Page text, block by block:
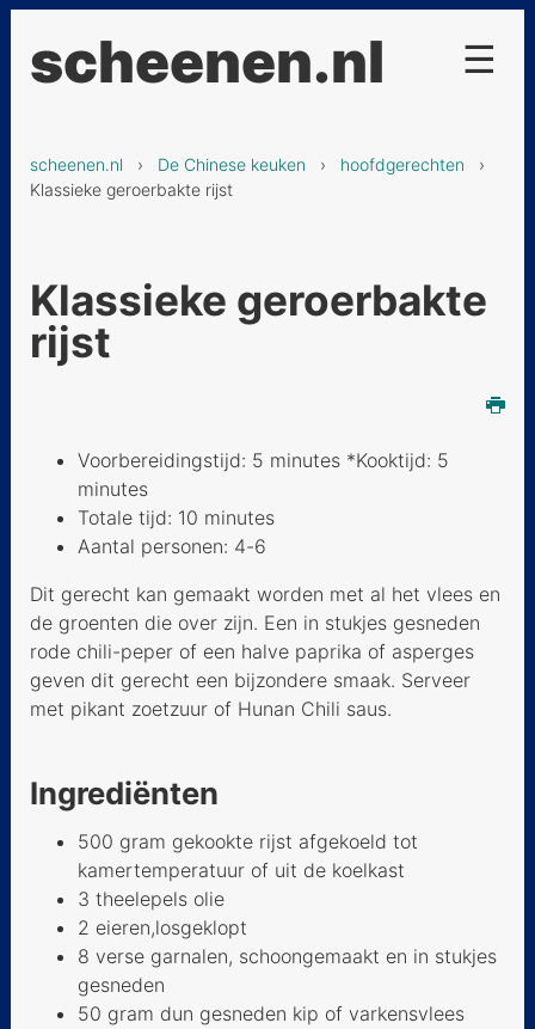
scheenen.nl
scheenen.nl › De Chinese keuken › hoofdgerechten ›
Klassieke geroerbakte rijst
Klassieke geroerbakte
rijst
Voorbereidingstijd: 5 minutes *Kooktijd: 5
minutes
Totale tijd: 10 minutes
Aantal personen: 4-6
Dit gerecht kan gemaakt worden met al het vlees en
de groenten die over zijn. Een in stukjes gesneden
rode chili-peper of een halve paprika of asperges
geven dit gerecht een bijzondere smaak. Serveer
met pikant zoetzuur of Hunan Chili saus.
Ingrediënten
500 gram gekookte rijst afgekoeld tot
kamertemperatuur of uit de koelkast
3 theelepels olie
2 eieren,losgeklopt
8 verse garnalen, schoongemaakt en in stukjes
gesneden
50 gram dun gesneden kip of varkensvlees
☰
De Chinese keuken
hoofdgerechten
Koreaans vuurvlees
Gebakken rijst met
Gestoomde heilbot
Dong Po - Chinese
varkensbuik
Chinese tomaten met ei
Cashew kip
Garnalen Gong Bao
Gebakken rijst met
erwtjes - Yangzhou style
Gebakken vijfkruiden vis
Kerrie bloemkool